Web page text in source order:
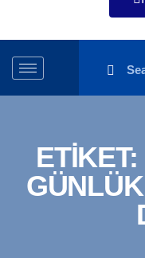
ETIKET: